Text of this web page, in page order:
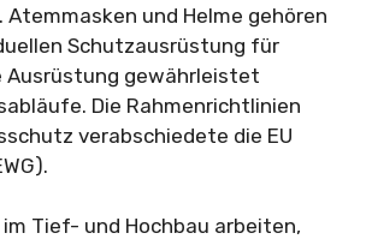
und Helme gehören
Schutzausrüstung für
Ausrüstung gewährleistet
Die Rahmenrichtlinien
verabschiedete die EU
im Tief- und Hochbau arbeiten,